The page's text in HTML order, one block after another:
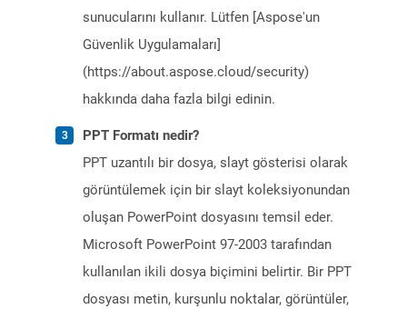
sunucularını kullanır. Lütfen [Aspose'un
Güvenlik Uygulamaları]
(https://about.aspose.cloud/security)
hakkında daha fazla bilgi edinin.
PPT Formatı nedir?
PPT uzantılı bir dosya, slayt gösterisi olarak
görüntülemek için bir slayt koleksiyonundan
oluşan PowerPoint dosyasını temsil eder.
Microsoft PowerPoint 97-2003 tarafından
kullanılan ikili dosya biçimini belirtir. Bir PPT
dosyası metin, kurşunlu noktalar, görüntüler,